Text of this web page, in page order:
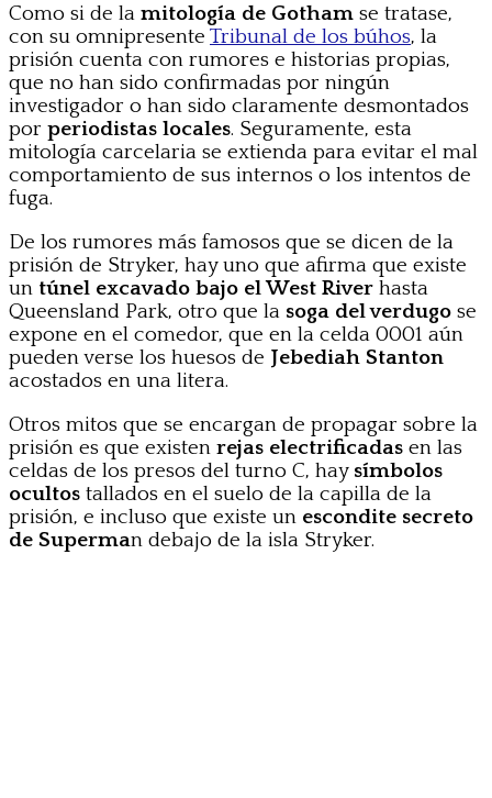
Como si de la mitología de Gotham se tratase,
con su omnipresente Tribunal de los búhos, la
prisión cuenta con rumores e historias propias,
que no han sido confirmadas por ningún
investigador o han sido claramente desmontados
por periodistas locales. Seguramente, esta
mitología carcelaria se extienda para evitar el mal
comportamiento de sus internos o los intentos de
fuga.
De los rumores más famosos que se dicen de la
prisión de Stryker, hay uno que afirma que existe
un túnel excavado bajo el West River hasta
Queensland Park, otro que la soga del verdugo se
expone en el comedor, que en la celda 0001 aún
pueden verse los huesos de Jebediah Stanton
acostados en una litera.
Otros mitos que se encargan de propagar sobre la
prisión es que existen rejas electrificadas en las
celdas de los presos del turno C, hay símbolos
ocultos tallados en el suelo de la capilla de la
prisión, e incluso que existe un escondite secreto
de Superman debajo de la isla Stryker.